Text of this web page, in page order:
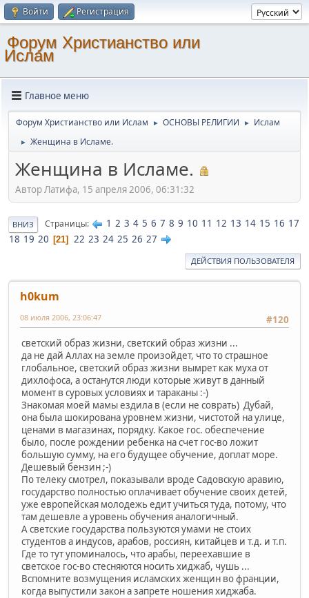
Войти Регистрация
Форум Христианство или
Ислам
Главное меню
Форум Христианство или Ислам ► ОСНОВЫ РЕЛИГИИ ► Ислам
► Женщина в Исламе.
Женщина в Исламе.
Автор Латифа, 15 апреля 2006, 06:31:32
ВНИЗ Страницы 1 2 3 4 5 6 7 8 9 10 11 12 13 14 15 16 17
18 19 20 21 22 23 24 25 26 27
ДЕЙСТВИЯ ПОЛЬЗОВАТЕЛЯ
h0kum
#120
08 июля 2006, 23:06:47
светский образ жизни, светский образ жизни ...
да не дай Аллах на земле произойдет, что то страшное
глобальное, светский образ жизни вымрет как муха от
дихлофоса, а останутся люди которые живут в данный
момент в суровых условиях и тараканы :-)
Знакомая моей мамы ездила в (если не соврать) Дубай,
она была шокирована уровнем жизни, чистотой на улице,
ценами в магазинах, порядку. Какое гос. обеспечение
было, после рождении ребенка на счет гос-во ложит
большую сумму, на его будущее обучение, доплат море.
Дешевый бензин ;-)
По телеку смотрел, показывали вроде Садовскую аравию,
государство полностью оплачивает обучение своих детей,
уже европейская молодежь едит учиться туда, потому, что
там дешевле а уровень обучения аналогичный.
А светские государства пользуются умами не стоих
студентов а индусов, арабов, россиян, китайцев и т.д. и т.п.
Где то тут упоминалось, что арабы, переехавшие в
светское гос-во стесняются носить хиджаб, чушь ...
Вспомните возмущения исламских женщин во франции,
когда выпустили закон а запрете ношения хиджаба.